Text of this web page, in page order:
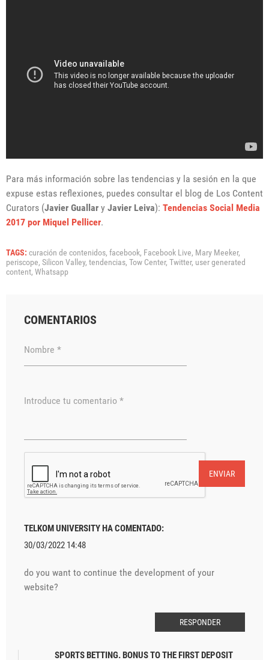
Para más información sobre las tendencias y la sesión en la que
expuse estas reflexiones, puedes consultar el blog de Los Content
Curators (Javier Guallar y Javier Leiva): Tendencias Social Media
2017 por Miquel Pellicer.
TAGS: curación de contenidos, facebook, Facebook Live, Mary Meeker,
periscope, Silicon Valley, tendencias, Tow Center, Twitter, user generated
content, Whatsapp
COMENTARIOS
Nombre *
Introduce tu comentario *
ENVIAR
TELKOM UNIVERSITY HA COMENTADO:
30/03/2022 14:48
do you want to continue the development of your
website?
RESPONDER
SPORTS BETTING. BONUS TO THE FIRST DEPOSIT